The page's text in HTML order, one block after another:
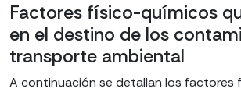
Factores físico-químicos
en el destino de los
transporte ambiental
A continuación se detallan los factores